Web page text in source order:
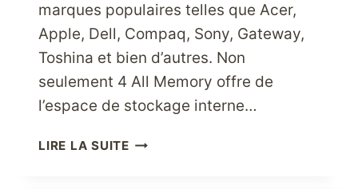
marques populaires telles que Acer,
Apple, Dell, Compaq, Sony, Gateway,
Toshina et bien d’autres. Non
seulement 4 All Memory offre de
l’espace de stockage interne…
LIRE LA SUITEPROFITEZ